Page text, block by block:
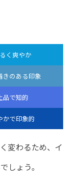
く爽やか
きのある印象
品で知的
かで印象的
変わるため、イ
しょう。